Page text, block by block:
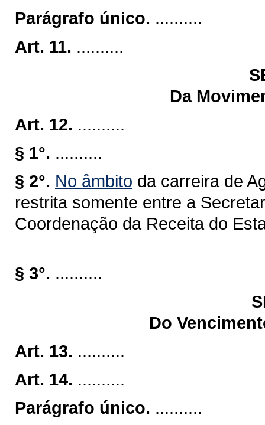
Parágrafo único. ..........
Art. 11. ..........
Da
Art. 12. ..........
§ 1°. ..........
§ 2°. No âmbito da carreira de
restrita somente entre a
Coordenação da Receita do
§ 3°. ..........
Do
Art. 13. ..........
Art. 14. ..........
Parágrafo único. ..........